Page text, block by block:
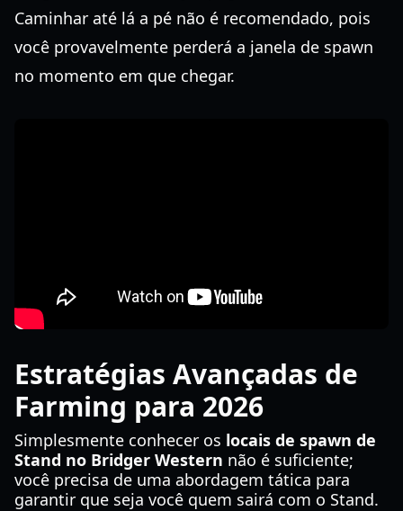
Caminhar até lá a pé não é recomendado, pois
você provavelmente perderá a janela de spawn
no momento em que chegar.
Estratégias Avançadas de
Farming para 2026
Simplesmente conhecer os locais de spawn de
Stand no Bridger Western não é suficiente;
você precisa de uma abordagem tática para
garantir que seja você quem sairá com o Stand.